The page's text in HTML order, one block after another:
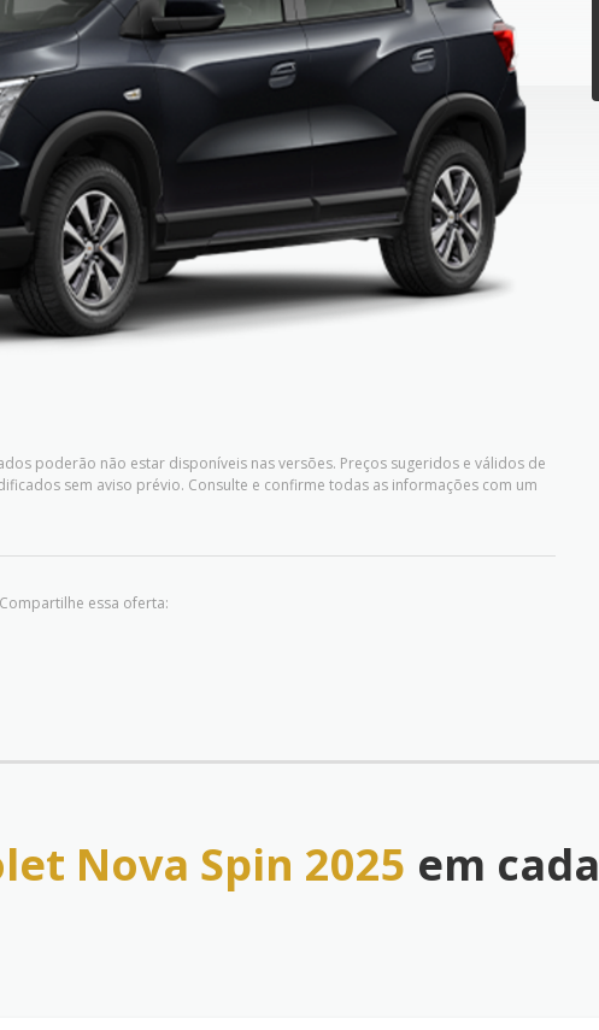
poderão não estar disponíveis nas versões. Preços sugeridos e válidos de
sem aviso prévio. Consulte e confirme todas as informações com um
Compartilhe essa oferta:
Nova Spin 2025 em